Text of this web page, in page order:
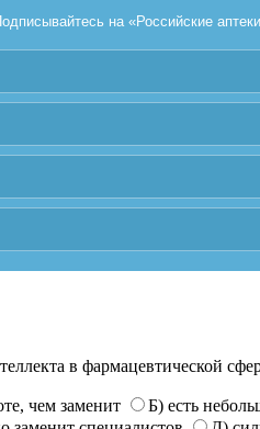
на «Российские
в фармацевтической
чем заменит Б) есть